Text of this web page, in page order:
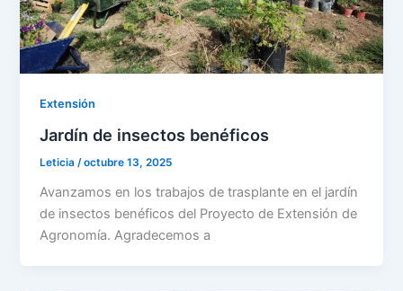
Extensión
Jardín de insectos benéficos
Leticia/octubre 13, 2025
Avanzamos en los trabajos de trasplante en el jardín
de insectos benéficos del Proyecto de Extensión de
Agronomía. Agradecemos a